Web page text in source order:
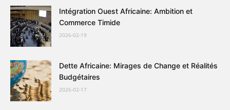
Intégration Ouest Africaine: Ambition et
Commerce Timide
2026-02-19
Dette Africaine: Mirages de Change et Réalités
Budgétaires
2026-02-17